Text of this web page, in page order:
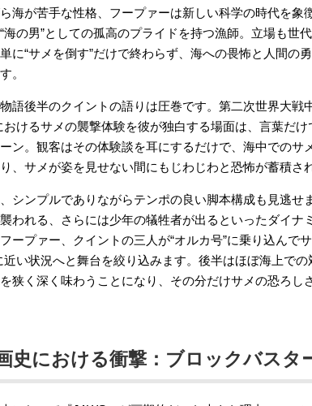
海が苦手な性格、フープァーは新しい科学の時代を象
海の男”としての孤高のプライドを持つ漁師。立場も世
に“サメを倒す”だけで終わらず、海への畏怖と人間の
。
語後半のクイントの語りは圧巻です。第二次世界大戦
おけるサメの襲撃体験を彼が独白する場面は、言葉だ
ン。観客はその体験談を耳にするだけで、海中でのサ
、サメが姿を見せない間にもじわじわと恐怖が蓄積さ
シンプルでありながらテンポの良い脚本構成も見逃
われる、さらには少年の犠牲者が出るといったダイナ
ープァー、クイントの三人が“オルカ号”に乗り込んで
近い状況へと舞台を絞り込みます。後半はほぼ海上で
狭く深く味わうことになり、その分だけサメの恐ろし
史における衝撃：ブロックバスタ